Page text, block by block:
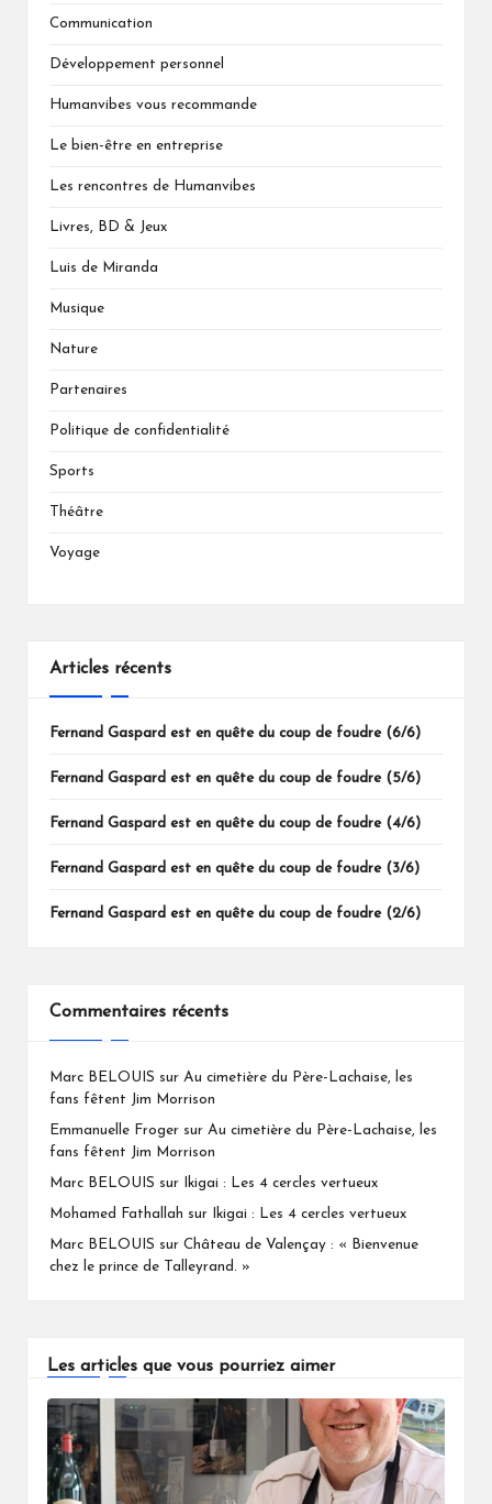
Communication
Développement personnel
Humanvibes vous recommande
Le bien-être en entreprise
Les rencontres de Humanvibes
Livres, BD & Jeux
Luis de Miranda
Musique
Nature
Partenaires
Politique de confidentialité
Sports
Théâtre
Voyage
Articles récents
Fernand Gaspard est en quête du coup de foudre (6/6)
Fernand Gaspard est en quête du coup de foudre (5/6)
Fernand Gaspard est en quête du coup de foudre (4/6)
Fernand Gaspard est en quête du coup de foudre (3/6)
Fernand Gaspard est en quête du coup de foudre (2/6)
Commentaires récents
Marc BELOUIS sur Au cimetière du Père-Lachaise, les
fans fêtent Jim Morrison
Emmanuelle Froger sur Au cimetière du Père-Lachaise, les
fans fêtent Jim Morrison
Marc BELOUIS sur Ikigai : Les 4 cercles vertueux
Mohamed Fathallah sur Ikigai : Les 4 cercles vertueux
Marc BELOUIS sur Château de Valençay : « Bienvenue
chez le prince de Talleyrand. »
Les articles que vous pourriez aimer